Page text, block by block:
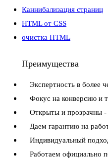
Каннибализация страниц
HTML от CSS
очистка HTML
Преимущества
Экспертность в более
Фокус на конверсию и
Открыты и прозрачны -
Даем гарантию на
Индивидуальный
Работаем официально